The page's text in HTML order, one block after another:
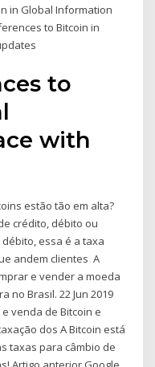
in Global Information
to Bitcoin in
to
with
estão tão em alta?
crédito, débito ou
essa é a taxa
andem clientes A
e vender a moeda
no Brasil. 22 Jun 2019
venda de Bitcoin e
dos A Bitcoin está
taxas para câmbio de